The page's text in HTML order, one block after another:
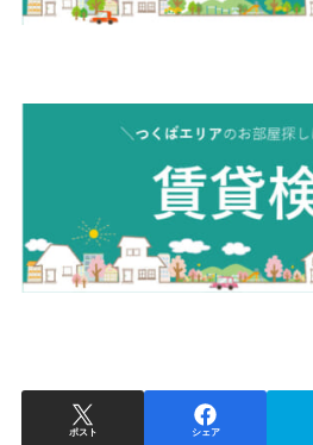
ポスト シェア